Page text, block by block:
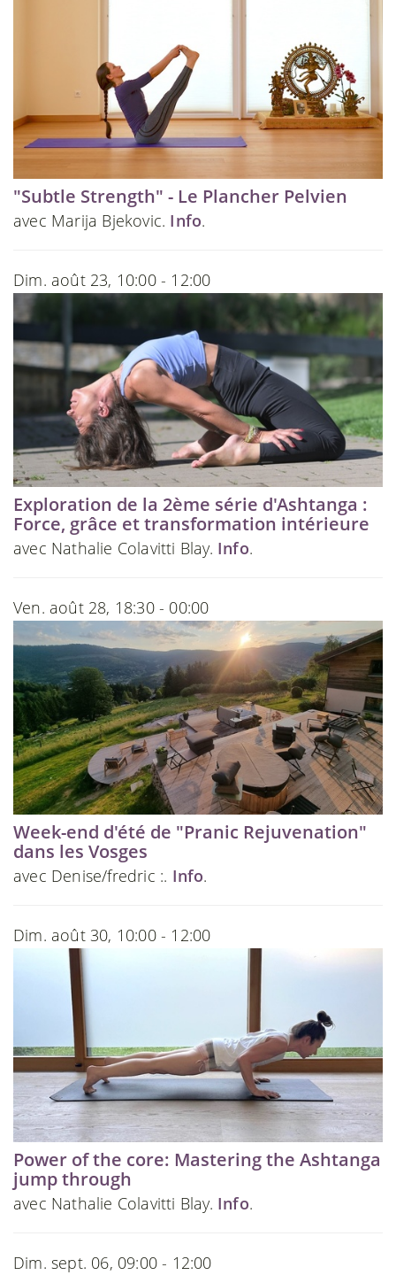
"Subtle Strength" - Le Plancher Pelvien
avec Marija Bjekovic. Info.
Dim. août 23, 10:00 - 12:00
Exploration de la 2ème série d'Ashtanga :
Force, grâce et transformation intérieure
avec Nathalie Colavitti Blay. Info.
Ven. août 28, 18:30 - 00:00
Week-end d'été de "Pranic Rejuvenation"
dans les Vosges
avec Denise/fredric :. Info.
Dim. août 30, 10:00 - 12:00
Power of the core: Mastering the Ashtanga
jump through
avec Nathalie Colavitti Blay. Info.
Dim. sept. 06, 09:00 - 12:00